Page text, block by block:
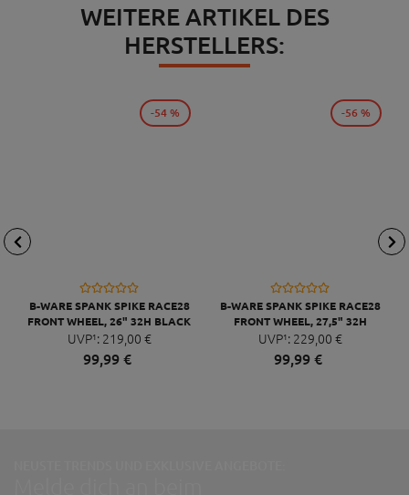
WEITERE ARTIKEL DES
HERSTELLERS:
B-WARE SPANK SPIKE RACE28
FRONT WHEEL, 26" 32H BLACK
UVP¹: 219,00 €
99,99 €
-54 %
B-WARE SPANK SPIKE RACE28
FRONT WHEEL, 27,5" 32H
BLACK
UVP¹: 229,00 €
99,99 €
-56 %